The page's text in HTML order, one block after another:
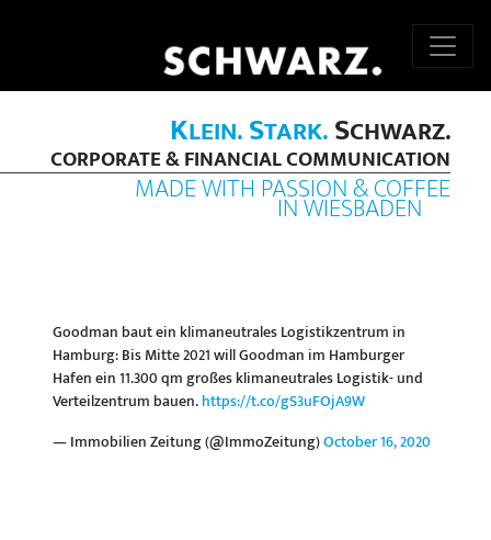
KLEIN.STARK.SCHWARZ.
CORPORATE & FINANCIAL COMMUNICATION
MADE WITH PASSION & COFFEE
IN WIESBADEN
Goodman baut ein klimaneutrales Logistikzentrum in
Hamburg: Bis Mitte 2021 will Goodman im Hamburger
Hafen ein 11.300 qm großes klimaneutrales Logistik- und
Verteilzentrum bauen.https://t.co/gS3uFOjA9W
— Immobilien Zeitung (@ImmoZeitung)October 16, 2020